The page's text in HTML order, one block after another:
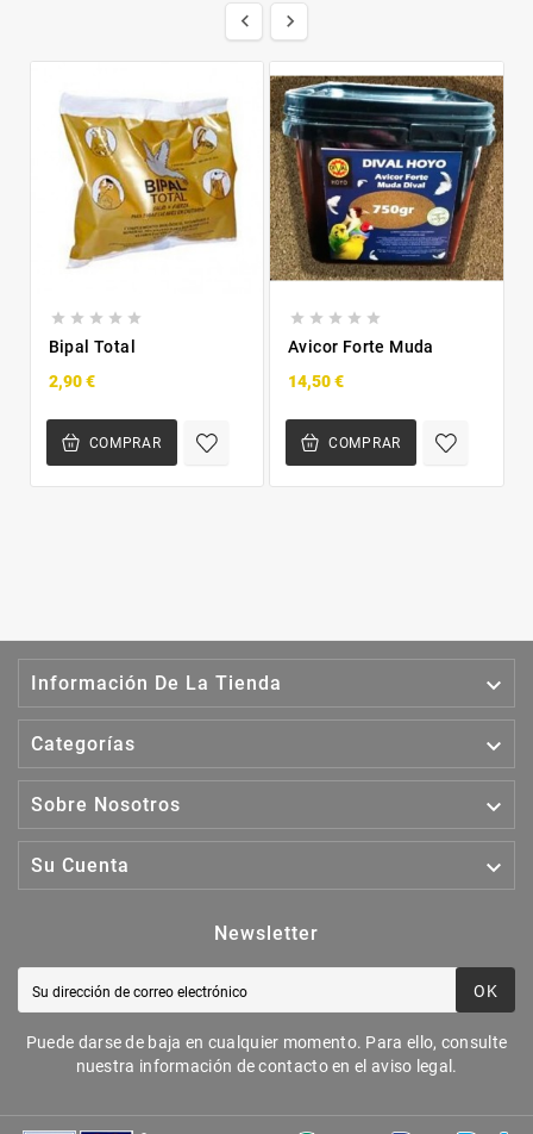
 
    
Bipal Total
2,90 €
COMPRAR
    
Avicor Forte Muda
14,50 €
COMPRAR
Información De La Tienda 
Categorías 
Sobre Nosotros 
Su Cuenta 
Newsletter
OK
Puede darse de baja en cualquier momento. Para ello, consulte
nuestra información de contacto en el aviso legal.